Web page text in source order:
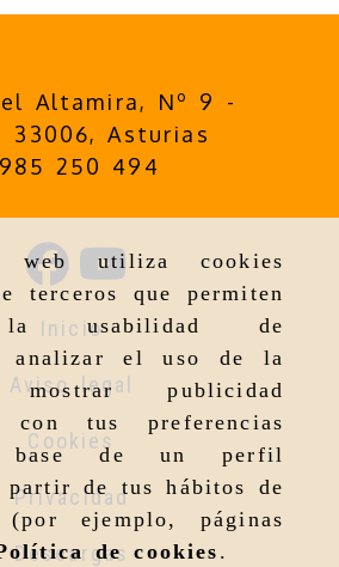
web utiliza cookies
terceros que permiten
la usabilidad de
analizar el uso de la
publicidad
con tus preferencias
base de un perfil
partir de tus hábitos de
(por ejemplo, páginas
de cookies .
Altamira, Nº 9 -
33006,Asturias
985 250 494
Inicio
Aviso legal
Cookies
Privacidad
Descargas